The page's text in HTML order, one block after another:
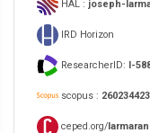
HAL : joseph-
IRD Horizon
ResearcherID: I-
scopus :
ceped.org/